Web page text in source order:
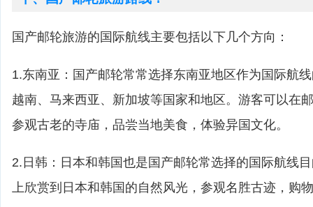
国产邮轮旅游的国际航线主要包括以下几个方向：
1.东南亚：国产邮轮常常选择东南亚地区作为国际航
越南、马来西亚、新加坡等国家和地区。游客可以在
参观古老的寺庙，品尝当地美食，体验异国文化。
2.日韩：日本和韩国也是国产邮轮常选择的国际航线
上欣赏到日本和韩国的自然风光，参观名胜古迹，购